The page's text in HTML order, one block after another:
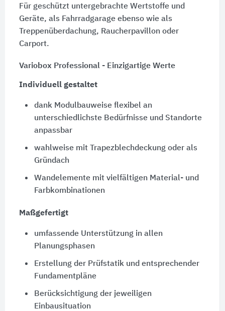
Für geschützt untergebrachte Wertstoffe und
Geräte, als Fahrradgarage ebenso wie als
Treppenüberdachung, Raucherpavillon oder
Carport.
Variobox Professional - Einzigartige Werte
Individuell gestaltet
dank Modulbauweise flexibel an
unterschiedlichste Bedürfnisse und Standorte
anpassbar
wahlweise mit Trapezblechdeckung oder als
Gründach
Wandelemente mit vielfältigen Material- und
Farbkombinationen
Maßgefertigt
umfassende Unterstützung in allen
Planungsphasen
Erstellung der Prüfstatik und entsprechender
Fundamentpläne
Berücksichtigung der jeweiligen
Einbausituation